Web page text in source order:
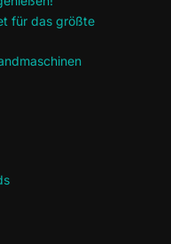
für das größte